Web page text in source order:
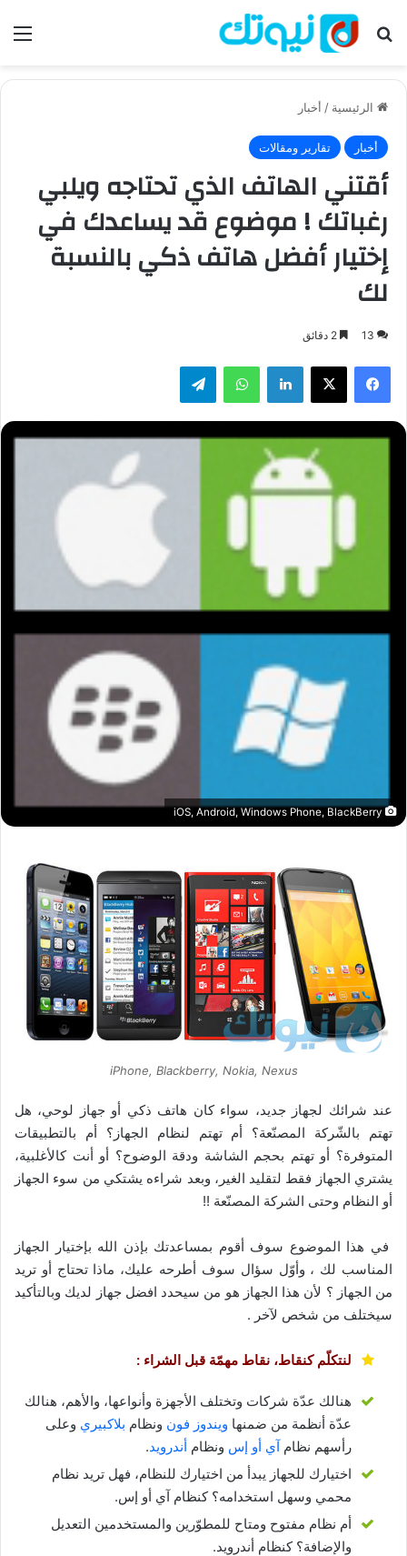
بحث عن
الرئيسية / أخبار
أخبار تقارير ومقالات
أقتني الهاتف الذي تحتاجه ويلبي
رغباتك ! موضوع قد يساعدك في
إختيار أفضل هاتف ذكي بالنسبة
لك
13
فيسبوك لينكدإن واتساب
iPhone, Blackberry, Nokia, Nexus
عند شرائك لجهاز جديد، سواء كان هاتف ذكي أو جهاز لوحي، هل
تهتم بالشّركة المصنّعة؟ أم تهتم لنظام الجهاز؟ أم بالتطبيقات
المتوفرة؟ أو تهتم بحجم الشاشة ودقة الوضوح؟ أو أنت كالأغلبية،
يشتري الجهاز فقط لتقليد الغير، وبعد شراءه يشتكي من سوء الجهاز
أو النظام وحتى الشركة المصنّعة !!
في هذا الموضوع سوف أقوم بمساعدتك بإذن الله بإختيار الجهاز
المناسب لك ، وأوّل سؤال سوف أطرحه عليك، ماذا تحتاج أو تريد
من الجهاز ؟ لأن هذا الجهاز هو من سيحدد افضل جهاز لديك وبالتأكيد
سيختلف من شخص لآخر .
لنتكلّم كنقاط، نقاط مهمّة قبل الشراء :
هنالك عدّة شركات وتختلف الأجهزة وأنواعها، والأهم، هنالك
عدّة أنظمة من ضمنها ويندوز فون ونظام بلاكبيري وعلى
رأسهم نظام آي أو إس ونظام أندرويد.
اختيارك للجهاز يبدأ من اختيارك للنظام، فهل تريد نظام
محمي وسهل استخدامه؟ كنظام آي أو إس.
أم نظام مفتوح ومتاح للمطوّرين والمستخدمين التعديل
والإضافة؟ كنظام أندرويد.